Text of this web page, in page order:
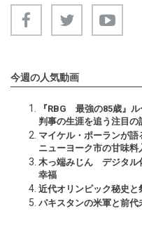
今週の人気動画
『RBG 最強の85歳』
判事の生涯を追う注目の
マイケル・ポーランが
ニューヨーク市の甘味
木っ端みじん デジタル
幸福
近代オリンピック秘史
パキスタンの米軍と前代